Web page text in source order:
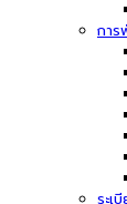
การ
ระเ